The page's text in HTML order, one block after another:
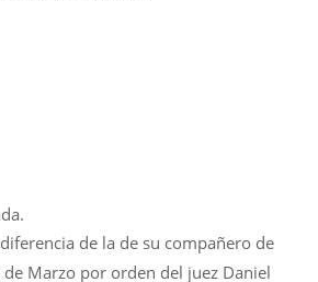
de la de su compañero de
Marzo por orden del juez Daniel